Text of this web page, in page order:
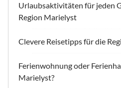
Urlaubsaktivitäten für jeden
Region Marielyst
Clevere Reisetipps für die
Ferienwohnung oder
Marielyst?